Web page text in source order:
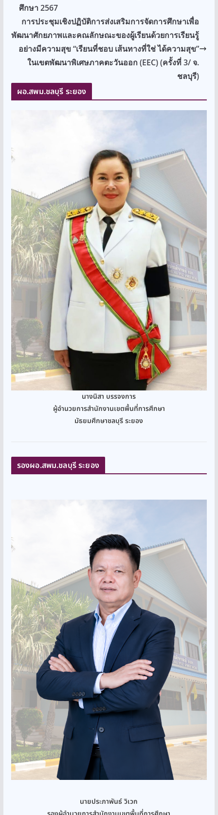
ศึกษา 2567
การประชุมเชิงปฏิบัติการส่งเสริมการจัดการศึกษาเพื่อ
พัฒนาศักยภาพและคณลักษณะของผู้เรียนด้วยการเรียนรู้
อย่างมีความสุข “เรียนที่ชอบ เส้นทางที่ใช่ ได้ความสุข”
ในเขตพัฒนาพิเศษภาคตะวันออก (EEC) (ครั้งที่ 3/ จ.
ชลบุรี)
ผอ.สพม.ชลบุรี ระยอง
นางนิสา บรรจงการ
ผู้อำนวยการสำนักงานเขตพื้นที่การศึกษา
มัธยมศึกษาชลบุรี ระยอง
รองผอ.สพม.ชลบุรี ระยอง
นายประภาพันธ์ วิเวก